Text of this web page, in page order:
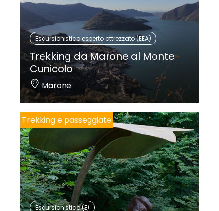
Escursionistico esperto attrezzato (EEA)
Trekking da Marone al Monte
Cunicolo
Marone
Trekking e passeggiate
Escursionistico (E)